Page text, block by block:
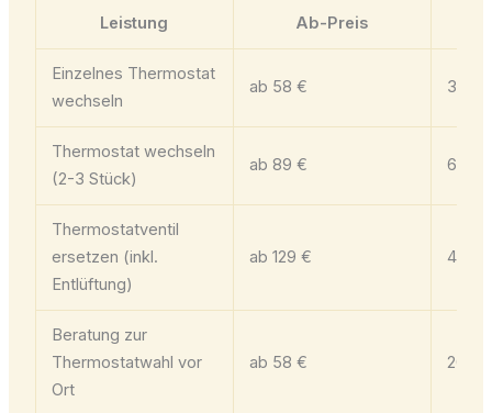
Leistung Ab-Preis
Einzelnes Thermostat
wechseln
ab 58 € 30
Thermostat wechseln
(2-3 Stück)
ab 89 € 60
Thermostatventil
ersetzen (inkl.
Entlüftung)
ab 129 € 45-
Beratung zur
Thermostatwahl vor
Ort
ab 58 € 20